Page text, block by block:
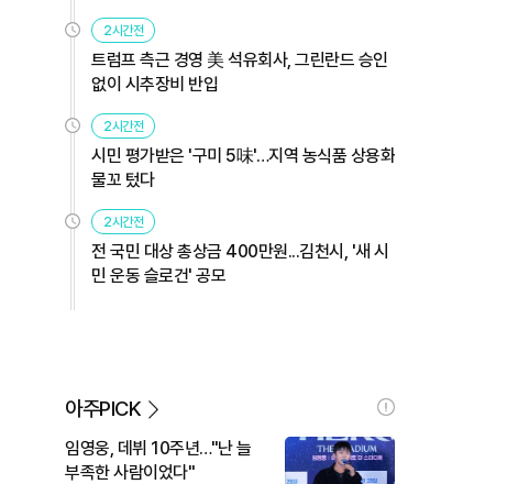
2시간전
트럼프 측근 경영 美 석유회사, 그린란드 승인
없이 시추장비 반입
2시간전
시민 평가받은 '구미 5味'…지역 농식품 상용화
물꼬 텄다
2시간전
전 국민 대상 총상금 400만원...김천시, '새 시
민 운동 슬로건' 공모
아주PICK
임영웅, 데뷔 10주년…"난 늘
부족한 사람이었다"